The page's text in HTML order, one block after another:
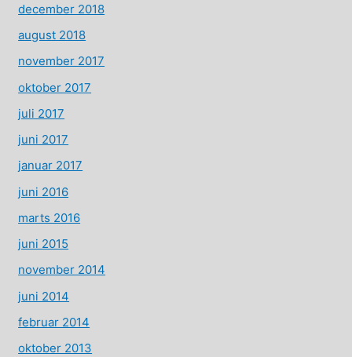
december 2018
august 2018
november 2017
oktober 2017
juli 2017
juni 2017
januar 2017
juni 2016
marts 2016
juni 2015
november 2014
juni 2014
februar 2014
oktober 2013